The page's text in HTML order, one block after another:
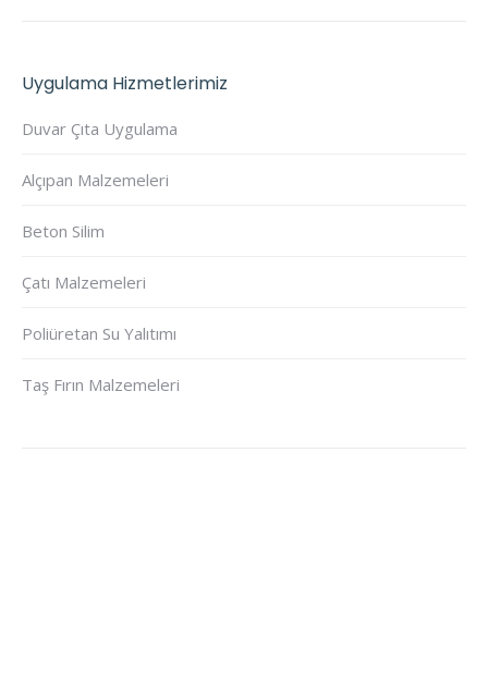
Uygulama Hizmetlerimiz
Duvar Çıta Uygulama
Alçıpan Malzemeleri
Beton Silim
Çatı Malzemeleri
Poliüretan Su Yalıtımı
Taş Fırın Malzemeleri